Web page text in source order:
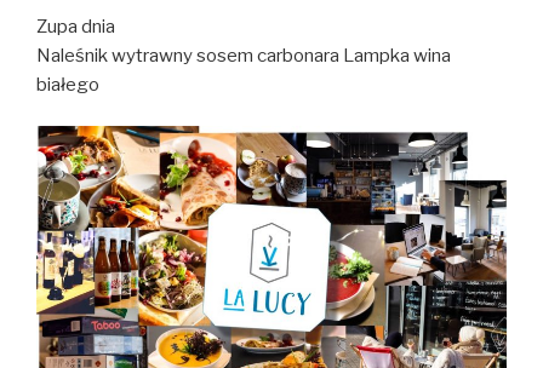
Zupa dnia
Naleśnik wytrawny sosem carbonara Lampka wina
białego